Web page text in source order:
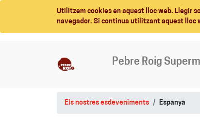
Utilitzem cookies en aquest lloc web. Llegir
navegador. Si continua utilitzant aquest lloc
Pebre Roig
Els nostres esdeveniments Espanya